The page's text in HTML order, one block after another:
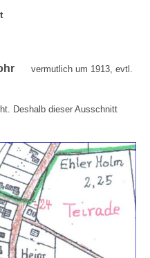
vermutlich um 1913, evtl.
Deshalb dieser Ausschnitt